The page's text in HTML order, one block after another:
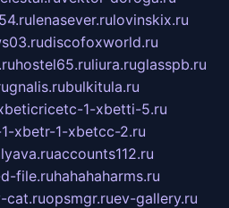
lenasever.rulovinskix.ru
discofoxworld.ru
hostel65.ruliura.ruglasspb.ru
gnalis.rubulkitula.ru
1-xbetti-5.ru
xbetr-1-xbetcc-2.ru
accounts112.ru
file.ruhahahaharms.ru
cat.ruopsmgr.ruev-gallery.ru